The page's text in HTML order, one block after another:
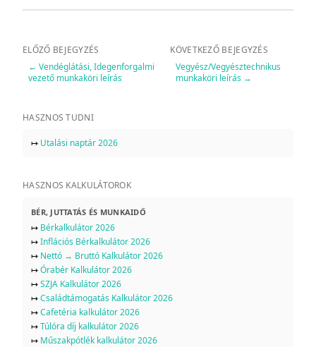
ELŐZŐ BEJEGYZÉS
← Vendéglátási, Idegenforgalmi
vezető munkaköri leírás
KÖVETKEZŐ BEJEGYZÉS
Vegyész/Vegyésztechnikus
munkaköri leírás →
HASZNOS TUDNI
↦ Utalási naptár 2026
HASZNOS KALKULÁTOROK
BÉR, JUTTATÁS ÉS MUNKAIDŐ
↦ Bérkalkulátor 2026
↦Inflációs Bérkalkulátor 2026
↦ Nettó → Bruttó Kalkulátor 2026
↦Órabér Kalkulátor 2026
↦SZJA Kalkulátor 2026
↦Családtámogatás Kalkulátor 2026
↦Cafetéria kalkulátor 2026
↦Túlóra díj kalkulátor 2026
↦ Műszakpótlék kalkulátor 2026